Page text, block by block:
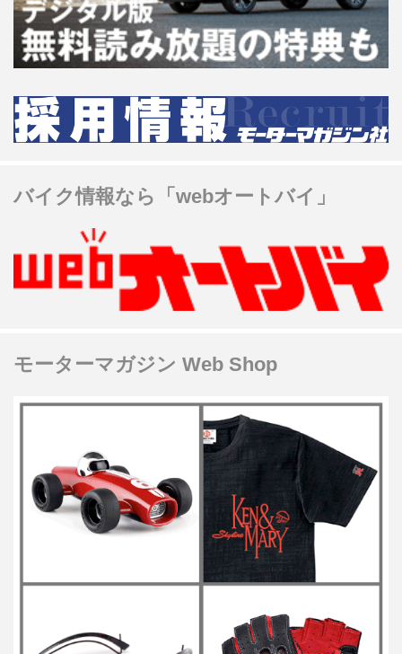
バイク情報なら「webオートバイ」
モーターマガジン Web Shop